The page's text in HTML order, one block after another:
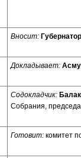
Вносит:
Докладывает:
Содокладчик:
Собрания,
Готовит: комитет